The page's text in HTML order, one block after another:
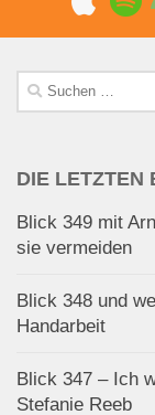
Suchen
nach:
DIE LETZTEN
Blick 349 mit
sie vermeiden
Blick 348 und
Handarbeit
Blick 347 – Ich
Stefanie Reeb